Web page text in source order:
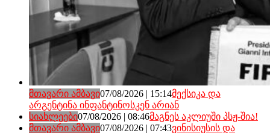
მთავარი ამბავი07/08/2026 | 15:14მექსიკა და
არგენტინა ინფანტინოსკენ არიან
სიახლეები07/08/2026 | 08:46მაგნეს აკლიუში პსჟ-შია!
მთავარი ამბავი07/08/2026 | 07:43ვინისიუსის და